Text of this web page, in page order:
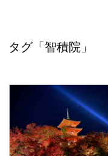
タグ「智積院」